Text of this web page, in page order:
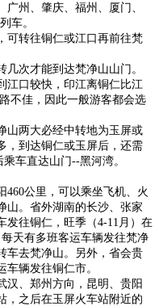
州、肇庆、福州、厦门、
车。
可转往铜仁或江口再前往梵
次才能到达梵净山山门。
江口较快，印江离铜仁比江
不佳，因此一般游客都会选
山两大必经中转地为玉屏或
，到达铜仁或玉屏后，还需
车直达山门--黑河湾。
460公里，可以乘坐飞机、火
山。省外湖南的长沙、张家
发往铜仁，旺季（4-11月）在
天有多班客运车辆发往梵净
车去梵净山。另外，省会贵
辆发往铜仁市。
汉、郑州方向，昆明、贵阳
，之后在玉屏火车站附近的